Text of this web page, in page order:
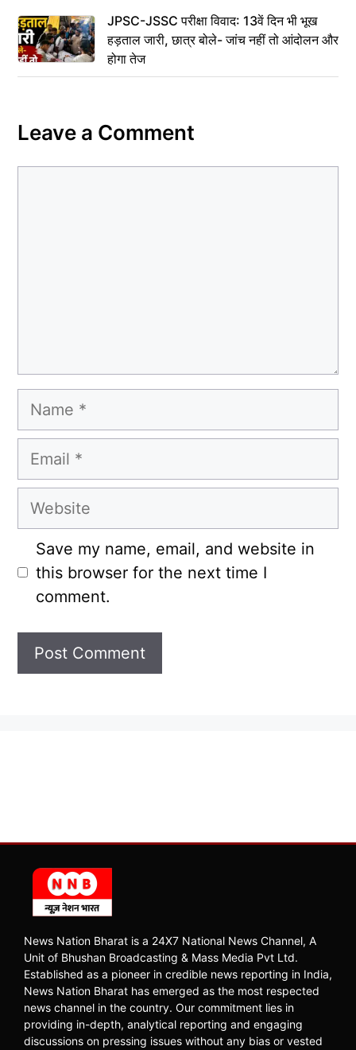
JPSC-JSSC परीक्षा विवाद: 13वें दिन भी भूख
हड़ताल जारी, छात्र बोले- जांच नहीं तो आंदोलन और
होगा तेज
Leave a Comment
Name
Email
Website
Save my name, email, and website in
this browser for the next time I
comment.
News Nation Bharat is a 24X7 National News Channel, A
Unit of Bhushan Broadcasting & Mass Media Pvt Ltd.
Established as a pioneer in credible news reporting in India,
News Nation Bharat has emerged as the most respected
news channel in the country. Our commitment lies in
providing in-depth, analytical reporting and engaging
discussions on pressing issues without any bias or vested